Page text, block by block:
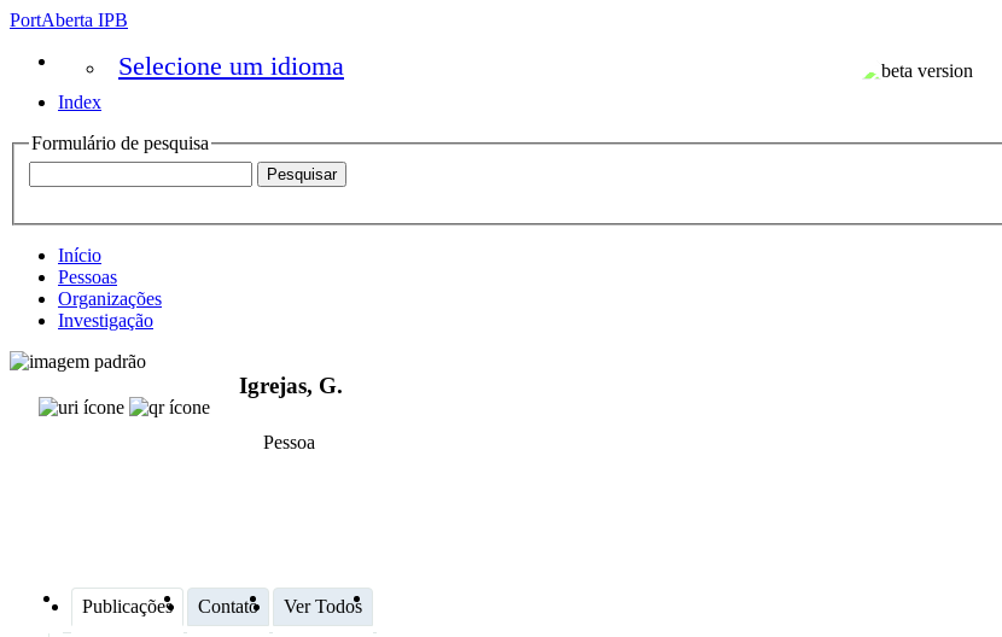
PortAberta IPB
Selecione um idioma
Index
Formulário de pesquisa
Início
Pessoas
Organizações
Investigação
Igrejas, G.
Pessoa
Publicações Contato Ver Todos